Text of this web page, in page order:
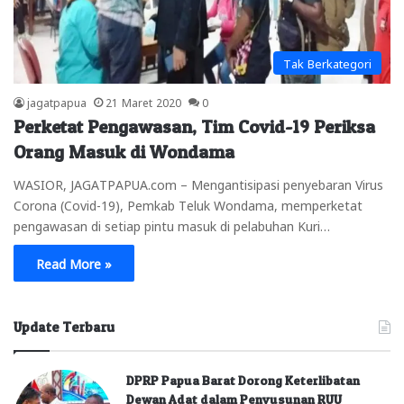
Tak Berkategori
jagatpapua 21 Maret 2020 0
Perketat Pengawasan, Tim Covid-19 Periksa
Orang Masuk di Wondama
WASIOR, JAGATPAPUA.com – Mengantisipasi penyebaran Virus
Corona (Covid-19), Pemkab Teluk Wondama, memperketat
pengawasan di setiap pintu masuk di pelabuhan Kuri…
Read More »
Update Terbaru
DPRP Papua Barat Dorong Keterlibatan
Dewan Adat dalam Penyusunan RUU